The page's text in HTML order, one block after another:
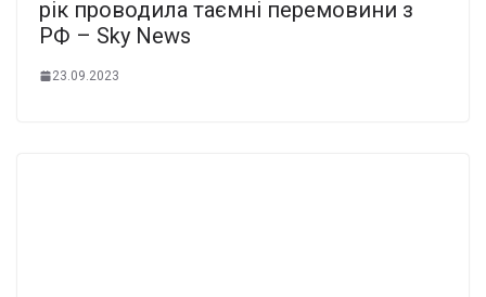
рік проводила таємні перемовини з
РФ – Sky News
23.09.2023